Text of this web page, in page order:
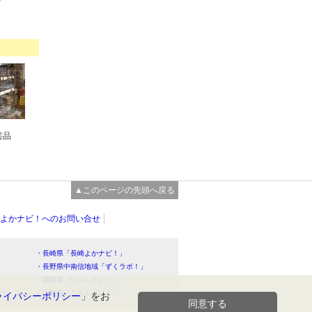
品
▲このページの先頭へ戻る
かナビ！へのお問い合せ
・長崎県「長崎よかナビ！」
・長野県中南信地域「ずくラボ！」
・高知県「こうちドン！」
イバシーポリシー 」をお
同意する